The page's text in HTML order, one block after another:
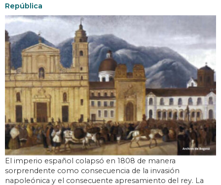
República
El imperio español colapsó en 1808 de manera
sorprendente como consecuencia de la invasión
napoleónica y el consecuente apresamiento del rey. La